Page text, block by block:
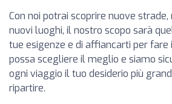
Con noi potrai scoprire nuove
nuovi luoghi, il nostro scopo sarà
tue esigenze e di affiancarti per fare
possa scegliere il meglio e siamo
ogni viaggio il tuo desiderio più
ripartire.